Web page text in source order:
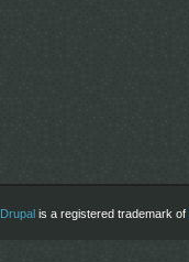
Drupal is a registered trademark of